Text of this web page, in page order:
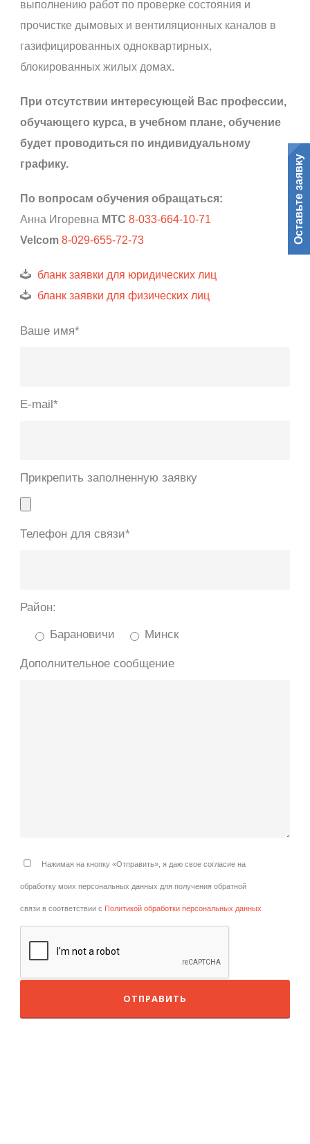
выполнению работ по проверке состояния и
прочистке дымовых и вентиляционных каналов в
газифицированных одноквартирных,
блокированных жилых домах.
При отсутствии интересующей Вас профессии,
обучающего курса, в учебном плане, обучение
будет проводиться по индивидуальному
графику.
По вопросам обучения обращаться:
Анна Игоревна МТС 8-033-664-10-71
Velcom 8-029-655-72-73
бланк заявки для юридических лиц
бланк заявки для физических лиц
Ваше имя*
E-mail*
Прикрепить заполненную заявку
Телефон для связи*
Район:
Барановичи Минск
Дополнительное сообщение
Нажимая на кнопку «Отправить», я даю свое согласие на
обработку моих персональных данных для получения обратной
связи в соответствии с Политикой обработки персональных данных
Оставьте заявку